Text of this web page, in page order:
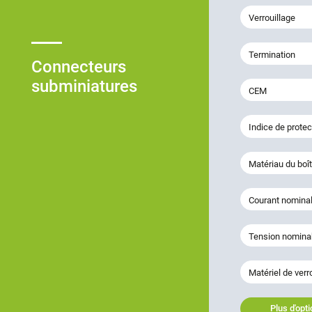
Connecteurs
subminiatures
Verrouillage
Termination
CEM
Indice de
Matériau du
Courant
Tension
Matériel de